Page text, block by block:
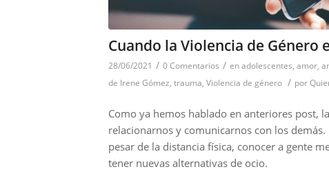
Cuando la Violencia de Género
28/06/2021 / 0 Comentarios / enadolescentes, amor,
de Irene Gómez, trauma, Violencia de género / por
Como ya hemos hablado en anteriores post,
relacionarnos y comunicarnos con los
pesar de la distancia física, conocer a gente
tener nuevas alternativas de ocio.